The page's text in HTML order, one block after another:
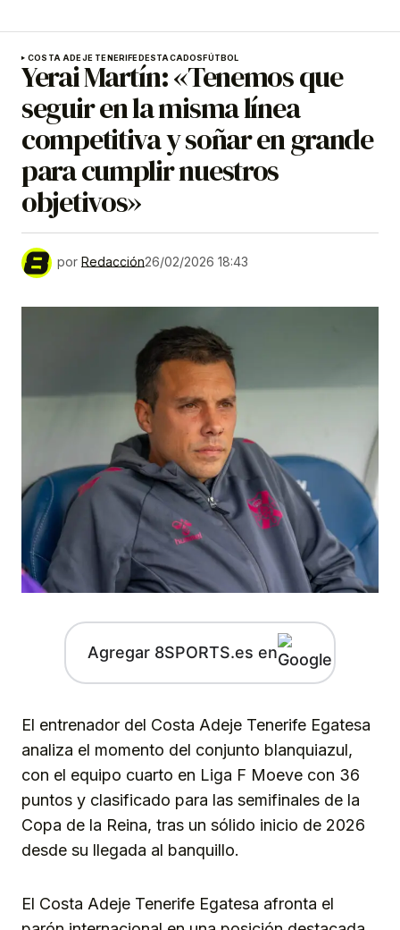
COSTA ADEJE TENERIFEDESTACADOSFÚTBOL
Yerai Martín: «Tenemos que
seguir en la misma línea
competitiva y soñar en grande
para cumplir nuestros
objetivos»
por Redacción26/02/2026 18:43
Agregar 8SPORTS.es en
El entrenador del Costa Adeje Tenerife Egatesa
analiza el momento del conjunto blanquiazul,
con el equipo cuarto en Liga F Moeve con 36
puntos y clasificado para las semifinales de la
Copa de la Reina, tras un sólido inicio de 2026
desde su llegada al banquillo.
El Costa Adeje Tenerife Egatesa afronta el